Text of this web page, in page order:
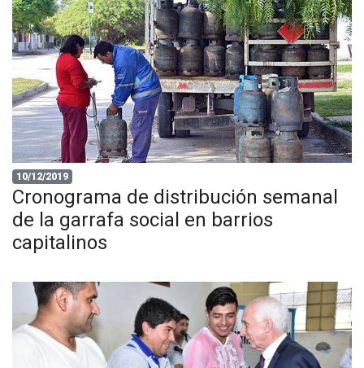
10/12/2019
Cronograma de distribución semanal
de la garrafa social en barrios
capitalinos